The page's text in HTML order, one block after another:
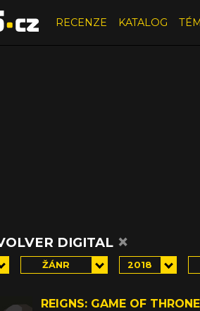
RECENZE KATALOG
DIGITAL ×
ŽÁNR 2018
REIGNS: GAME OF